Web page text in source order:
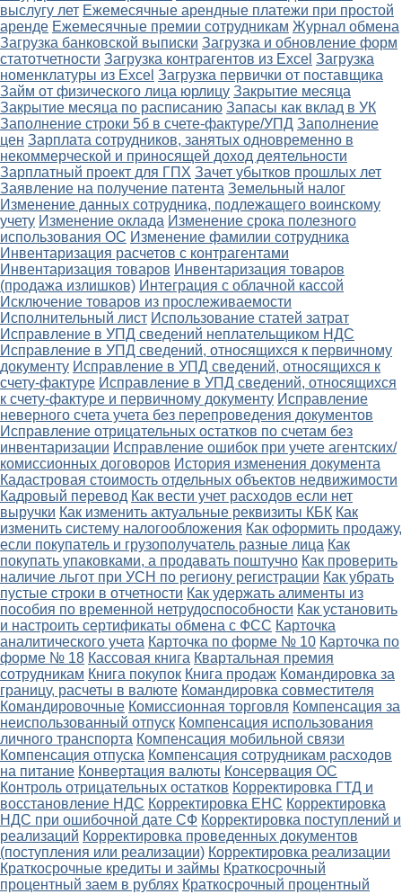
выслугу лет Ежемесячные арендные платежи при простой
аренде Ежемесячные премии сотрудникам Журнал обмена
Загрузка банковской выписки Загрузка и обновление форм
статотчетности Загрузка контрагентов из Excel Загрузка
номенклатуры из Excel Загрузка первички от поставщика
Займ от физического лица юрлицу Закрытие месяца
Закрытие месяца по расписанию Запасы как вклад в УК
Заполнение строки 5б в счете-фактуре/УПД Заполнение
цен Зарплата сотрудников, занятых одновременно в
некоммерческой и приносящей доход деятельности
Зарплатный проект для ГПХ Зачет убытков прошлых лет
Заявление на получение патента Земельный налог
Изменение данных сотрудника, подлежащего воинскому
учету Изменение оклада Изменение срока полезного
использования ОС Изменение фамилии сотрудника
Инвентаризация расчетов с контрагентами
Инвентаризация товаров Инвентаризация товаров
(продажа излишков) Интеграция с облачной кассой
Исключение товаров из прослеживаемости
Исполнительный лист Использование статей затрат
Исправление в УПД сведений неплательщиком НДС
Исправление в УПД сведений, относящихся к первичному
документу Исправление в УПД сведений, относящихся к
счету-фактуре Исправление в УПД сведений, относящихся
к счету-фактуре и первичному документу Исправление
неверного счета учета без перепроведения документов
Исправление отрицательных остатков по счетам без
инвентаризации Исправление ошибок при учете агентских/
комиссионных договоров История изменения документа
Кадастровая стоимость отдельных объектов недвижимости
Кадровый перевод Как вести учет расходов если нет
выручки Как изменить актуальные реквизиты КБК Как
изменить систему налогообложения Как оформить продажу,
если покупатель и грузополучатель разные лица Как
покупать упаковками, а продавать поштучно Как проверить
наличие льгот при УСН по региону регистрации Как убрать
пустые строки в отчетности Как удержать алименты из
пособия по временной нетрудоспособности Как установить
и настроить сертификаты обмена с ФСС Карточка
аналитического учета Карточка по форме № 10 Карточка по
форме № 18 Кассовая книга Квартальная премия
сотрудникам Книга покупок Книга продаж Командировка за
границу, расчеты в валюте Командировка совместителя
Командировочные Комиссионная торговля Компенсация за
неиспользованный отпуск Компенсация использования
личного транспорта Компенсация мобильной связи
Компенсация отпуска Компенсация сотрудникам расходов
на питание Конвертация валюты Консервация ОС
Контроль отрицательных остатков Корректировка ГТД и
восстановление НДС Корректировка ЕНС Корректировка
НДС при ошибочной дате СФ Корректировка поступлений и
реализаций Корректировка проведенных документов
(поступления или реализации) Корректировка реализации
Краткосрочные кредиты и займы Краткосрочный
процентный заем в рублях Краткосрочный процентный